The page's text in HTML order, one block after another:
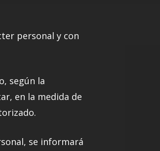
personal y con
según la
en la medida de
se informará